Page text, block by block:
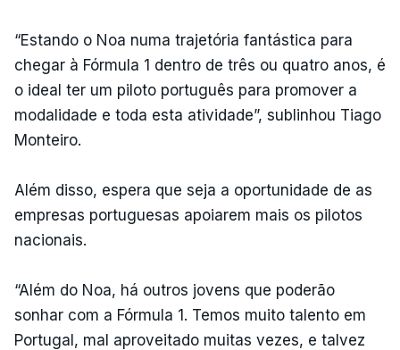
“Estando o Noa numa trajetória fantástica para
chegar à Fórmula 1 dentro de três ou quatro anos, é
o ideal ter um piloto português para promover a
modalidade e toda esta atividade”, sublinhou Tiago
Monteiro.
Além disso, espera que seja a oportunidade de as
empresas portuguesas apoiarem mais os pilotos
nacionais.
“Além do Noa, há outros jovens que poderão
sonhar com a Fórmula 1. Temos muito talento em
Portugal, mal aproveitado muitas vezes, e talvez